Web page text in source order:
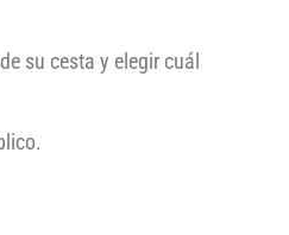
su cesta y elegir cuál